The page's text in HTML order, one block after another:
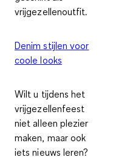
vrijgezellenoutfit.
Denim stijlen voor
coole looks
Wilt u tijdens het
vrijgezellenfeest
niet alleen plezier
maken, maar ook
iets nieuws leren?